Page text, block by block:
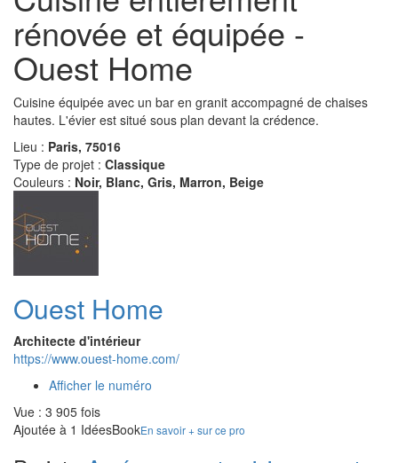
rénovée et équipée -
Ouest Home
Cuisine équipée avec un bar en granit accompagné de chaises
hautes. L'évier est situé sous plan devant la crédence.
Lieu : Paris, 75016
Type de projet : Classique
Couleurs : Noir, Blanc, Gris, Marron, Beige
Ouest Home
Architecte d'intérieur
https://www.ouest-home.com/
Afficher le numéro
Vue : 3 905 fois
Ajoutée à 1 IdéesBookEn savoir + sur ce pro